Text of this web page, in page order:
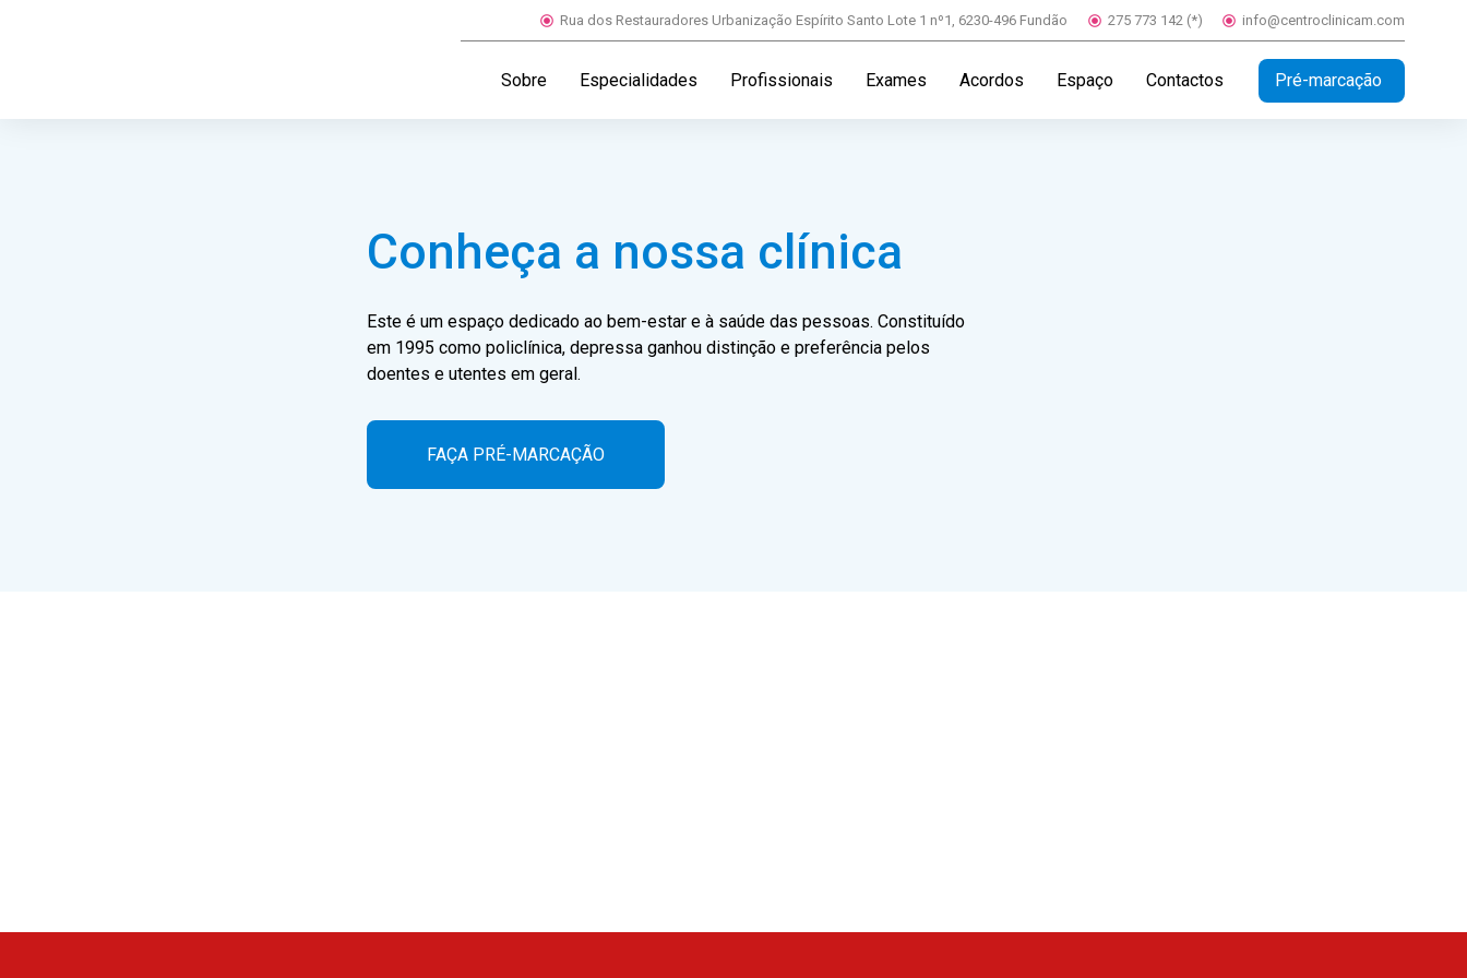
Rua dos Restauradores Urbanização Espírito Santo Lote 1 nº1, 6230-496 Fundão 275 773 142 (*) info@centroclinicam.com
Sobre Especialidades Profissionais Exames Acordos Espaço Contactos Pré-marcação
Conheça a nossa clínica
Este é um espaço dedicado ao bem-estar e à saúde das pessoas. Constituído
em 1995 como policlínica, depressa ganhou distinção e preferência pelos
doentes e utentes em geral.
FAÇA PRÉ-MARCAÇÃO